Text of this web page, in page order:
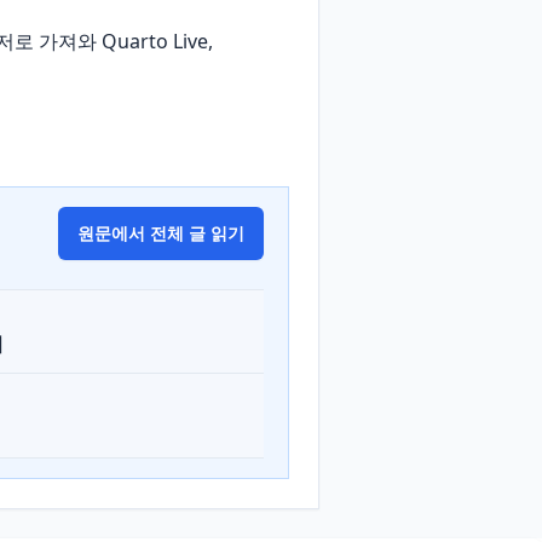
로 가져와 Quarto Live,
원문에서 전체 글 읽기